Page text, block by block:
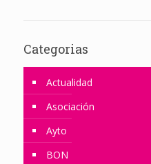
Categorias
Actualidad
Asociación
Ayto
BON